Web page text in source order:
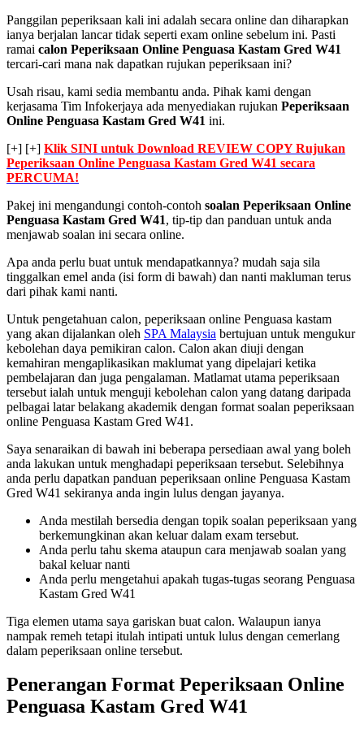
Panggilan peperiksaan kali ini adalah secara online dan diharapkan
ianya berjalan lancar tidak seperti exam online sebelum ini. Pasti
ramai calon Peperiksaan Online Penguasa Kastam Gred W41
tercari-cari mana nak dapatkan rujukan peperiksaan ini?
Usah risau, kami sedia membantu anda. Pihak kami dengan
kerjasama Tim Infokerjaya ada menyediakan rujukan Peperiksaan
Online Penguasa Kastam Gred W41 ini.
[+] [+] Klik SINI untuk Download REVIEW COPY Rujukan
Peperiksaan Online Penguasa Kastam Gred W41 secara
PERCUMA!
Pakej ini mengandungi contoh-contoh soalan Peperiksaan Online
Penguasa Kastam Gred W41, tip-tip dan panduan untuk anda
menjawab soalan ini secara online.
Apa anda perlu buat untuk mendapatkannya? mudah saja sila
tinggalkan emel anda (isi form di bawah) dan nanti makluman terus
dari pihak kami nanti.
Untuk pengetahuan calon, peperiksaan online Penguasa kastam
yang akan dijalankan oleh SPA Malaysia bertujuan untuk mengukur
kebolehan daya pemikiran calon. Calon akan diuji dengan
kemahiran mengaplikasikan maklumat yang dipelajari ketika
pembelajaran dan juga pengalaman. Matlamat utama peperiksaan
tersebut ialah untuk menguji kebolehan calon yang datang daripada
pelbagai latar belakang akademik dengan format soalan peperiksaan
online Penguasa Kastam Gred W41.
Saya senaraikan di bawah ini beberapa persediaan awal yang boleh
anda lakukan untuk menghadapi peperiksaan tersebut. Selebihnya
anda perlu dapatkan panduan peperiksaan online Penguasa Kastam
Gred W41 sekiranya anda ingin lulus dengan jayanya.
Anda mestilah bersedia dengan topik soalan peperiksaan yang
berkemungkinan akan keluar dalam exam tersebut.
Anda perlu tahu skema ataupun cara menjawab soalan yang
bakal keluar nanti
Anda perlu mengetahui apakah tugas-tugas seorang Penguasa
Kastam Gred W41
Tiga elemen utama saya gariskan buat calon. Walaupun ianya
nampak remeh tetapi itulah intipati untuk lulus dengan cemerlang
dalam peperiksaan online tersebut.
Penerangan Format Peperiksaan Online
Penguasa Kastam Gred W41